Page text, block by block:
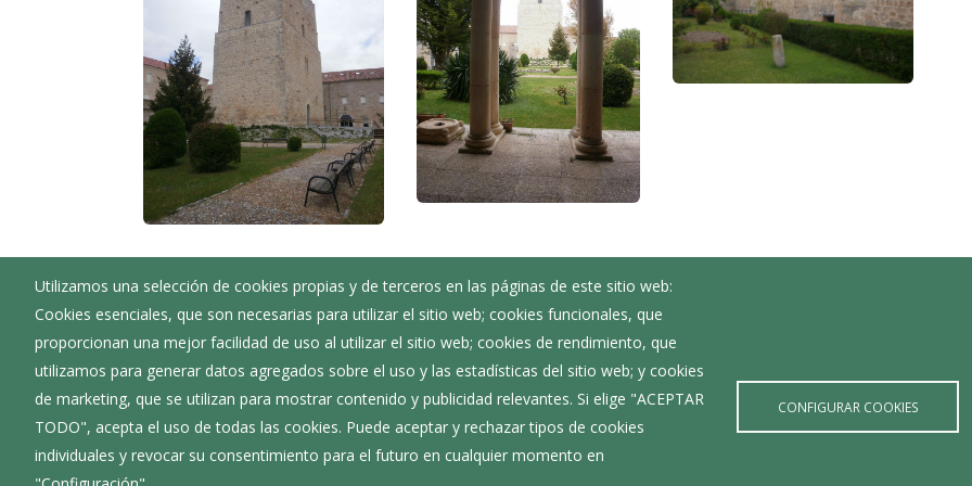
Utilizamos una selección de cookies propias y de terceros en las páginas de este sitio web:
Cookies esenciales, que son necesarias para utilizar el sitio web; cookies funcionales, que
proporcionan una mejor facilidad de uso al utilizar el sitio web; cookies de rendimiento, que
utilizamos para generar datos agregados sobre el uso y las estadísticas del sitio web; y cookies
de marketing, que se utilizan para mostrar contenido y publicidad relevantes. Si elige "ACEPTAR
TODO", acepta el uso de todas las cookies. Puede aceptar y rechazar tipos de cookies
individuales y revocar su consentimiento para el futuro en cualquier momento en
CONFIGURAR COOKIES
Ayuntamiento de Caleruega
Calle Excelentísima Diputación, 4 - 09451
: 947534005
: caleruega@diputaciondeburgos.net
Corporación Municipal
Teléfonos de interés